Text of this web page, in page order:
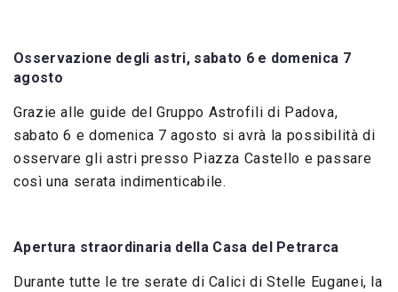
Osservazione degli astri, sabato 6 e domenica 7
agosto
Grazie alle guide del Gruppo Astrofili di Padova,
sabato 6 e domenica 7 agosto si avrà la possibilità di
osservare gli astri presso Piazza Castello e passare
così una serata indimenticabile.
Apertura straordinaria della Casa del Petrarca
Durante tutte le tre serate di Calici di Stelle Euganei, la